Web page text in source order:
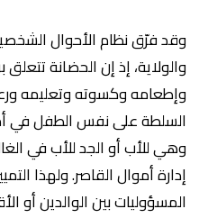
وقد فرّق نظام الأحوال
والولاية، إذ إن الحضانة
وإطعامه وكسوته وتعليمه
السلطة على نفس الطفل في
وهي للأب أو الجد للأب في
إدارة أموال القاصر. ولهذا
المسؤوليات بين الوالدين أو